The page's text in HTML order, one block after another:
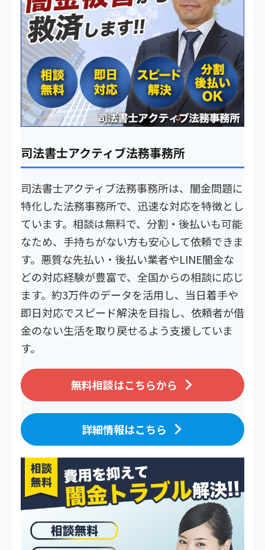
司法書士アクティブ法務事務所
司法書士アクティブ法務事務所は、闇金問題に
特化した法務事務所で、迅速な対応を特徴とし
ています。相談は無料で、分割・後払いも可能
なため、手持ちがない方も安心して依頼できま
す。悪質な先払い・後払い業者やLINE闇金な
どの対応経験が豊富で、全国からの相談に応じ
ます。約3万件のデータを活用し、当日着手や
即日対応でスピード解決を目指し、依頼者が借
金のない生活を取り戻せるよう支援していま
す。
無料相談はこちらから
詳細情報はこちら